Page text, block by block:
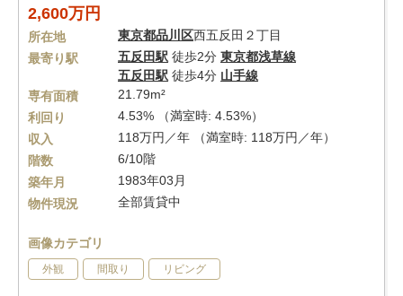
2,600万円
所在地 東京都品川区西五反田２丁目
最寄り駅
五反田駅 徒歩2分 東京都浅草線
五反田駅 徒歩4分 山手線
専有面積
21.79m²
利回り
4.53% （満室時: 4.53%）
収入
118万円／年 （満室時: 118万円／年）
階数
6/10階
築年月
1983年03月
物件現況
全部賃貸中
画像カテゴリ
外観 間取り リビング